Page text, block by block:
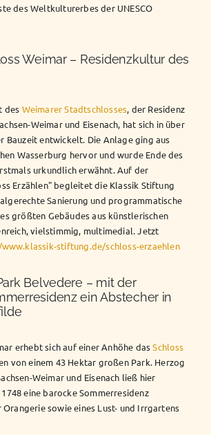
des Weltkulturerbes der UNESCO
Weimar – Residenzkultur des
des Weimarer Stadtschlosses, der Residenz
Weimar und Eisenach, hat sich in über
Bauzeit entwickelt. Die Anlage ging aus
Wasserburg hervor und wurde Ende des
urkundlich erwähnt. Auf der
Erzählen" begleitet die Klassik Stiftung
Sanierung und programmatische
größten Gebäudes aus künstlerischen
vielstimmig, multimedial. Jetzt
stiftung.de/schloss-erzaehlen
Belvedere – mit der
ein Abstecher in
erhebt sich auf einer Anhöhe dasSchloss
von einem 43 Hektar großen Park. Herzog
Weimar und Eisenach ließ hier
eine barocke Sommerresidenz
sowie eines Lust- und Irrgartens